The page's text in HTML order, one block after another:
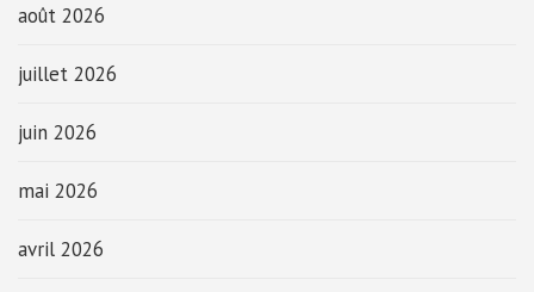
août 2026
juillet 2026
juin 2026
mai 2026
avril 2026